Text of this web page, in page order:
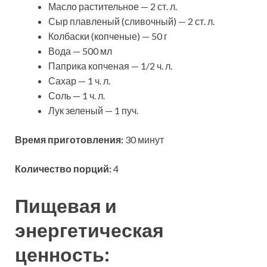
Масло растительное — 2 ст. л.
Сыр плавленый (сливочный) — 2 ст. л.
Колбаски (копченые) — 50 г
Вода — 500 мл
Паприка копченая — 1/2 ч. л.
Сахар — 1 ч. л.
Соль — 1 ч. л.
Лук зеленый — 1 пуч.
Время приготовления: 30 минут
Количество порций:4
Пищевая и
энергетическая
ценность: